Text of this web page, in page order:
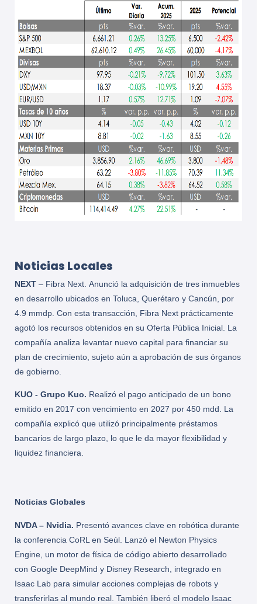
Noticias Locales
NEXT – Fibra Next. Anunció la adquisición de tres inmuebles
en desarrollo ubicados en Toluca, Querétaro y Cancún, por
4.9 mmdp. Con esta transacción, Fibra Next prácticamente
agotó los recursos obtenidos en su Oferta Pública Inicial. La
compañía analiza levantar nuevo capital para financiar su
plan de crecimiento, sujeto aún a aprobación de sus órganos
de gobierno.
KUO - Grupo Kuo. Realizó el pago anticipado de un bono
emitido en 2017 con vencimiento en 2027 por 450 mdd. La
compañía explicó que utilizó principalmente préstamos
bancarios de largo plazo, lo que le da mayor flexibilidad y
liquidez financiera.
Noticias Globales
NVDA – Nvidia. Presentó avances clave en robótica durante
la conferencia CoRL en Seúl. Lanzó el Newton Physics
Engine, un motor de física de código abierto desarrollado
con Google DeepMind y Disney Research, integrado en
Isaac Lab para simular acciones complejas de robots y
transferirlas al mundo real. También liberó el modelo Isaac